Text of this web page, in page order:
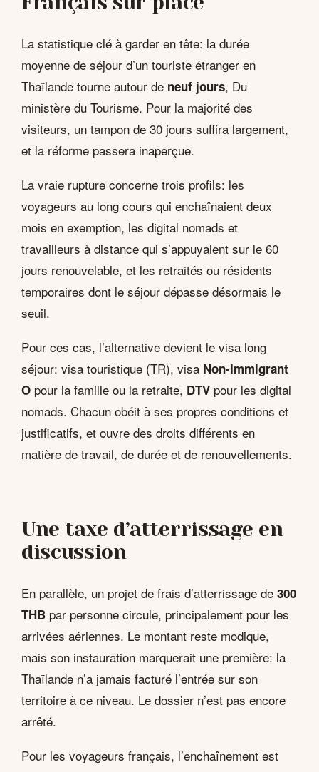
La statistique clé à garder en tête: la durée
moyenne de séjour d’un touriste étranger en
Thaïlande tourne autour de neuf jours, Du
ministère du Tourisme. Pour la majorité des
visiteurs, un tampon de 30 jours suffira largement,
et la réforme passera inaperçue.
La vraie rupture concerne trois profils: les
voyageurs au long cours qui enchaînaient deux
mois en exemption, les digital nomads et
travailleurs à distance qui s’appuyaient sur le 60
jours renouvelable, et les retraités ou résidents
temporaires dont le séjour dépasse désormais le
seuil.
Pour ces cas, l’alternative devient le visa long
séjour: visa touristique (TR), visa Non-Immigrant
O pour la famille ou la retraite, DTV pour les digital
nomads. Chacun obéit à ses propres conditions et
justificatifs, et ouvre des droits différents en
matière de travail, de durée et de renouvellements.
Une taxe d’atterrissage en
discussion
En parallèle, un projet de frais d’atterrissage de 300
THB par personne circule, principalement pour les
arrivées aériennes. Le montant reste modique,
mais son instauration marquerait une première: la
Thaïlande n’a jamais facturé l’entrée sur son
territoire à ce niveau. Le dossier n’est pas encore
arrêté.
Pour les voyageurs français, l’enchaînement est